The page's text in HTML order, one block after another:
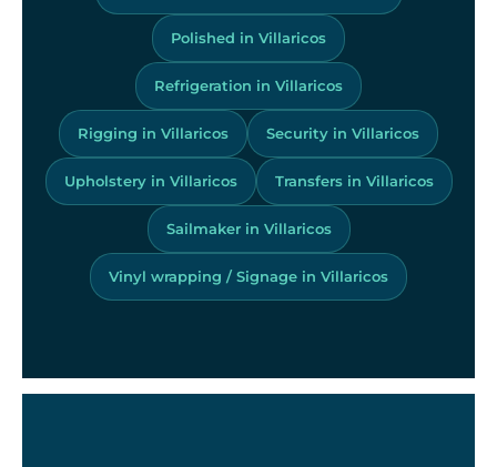
Polished in Villaricos
Refrigeration in Villaricos
Rigging in Villaricos Security in Villaricos
Upholstery in Villaricos Transfers in Villaricos
Sailmaker in Villaricos
Vinyl wrapping / Signage in Villaricos